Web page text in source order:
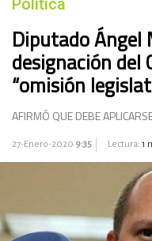
Política
Diputado Ángel
designación del
“omisión
AFIRMÓ QUE DEBE
27-Enero-2020 9:35 Lectura: 1